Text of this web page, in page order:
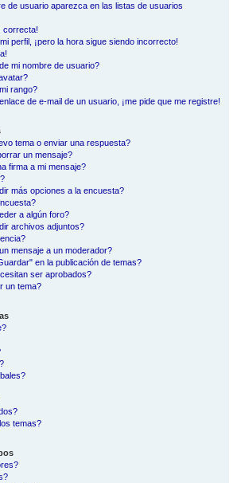
de usuario aparezca en las listas de usuarios
correcta!
perfil, ¡pero la hora sigue siendo incorrecto!
mi nombre de usuario?
rango?
de e-mail de un usuario, ¡me pide que me registre!
tema o enviar una respuesta?
un mensaje?
firma a mi mensaje?
más opciones a la encuesta?
a algún foro?
archivos adjuntos?
mensaje a un moderador?
en la publicación de temas?
ser aprobados?
un tema?
temas?